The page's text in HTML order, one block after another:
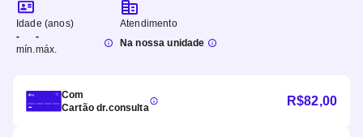
Idade (anos)
-
mín.
-
máx.
Atendimento
Na nossa unidade
Com
Cartão dr.consulta
R$82,00